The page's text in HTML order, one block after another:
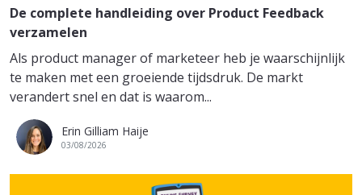
De complete handleiding over Product Feedback
verzamelen
Als product manager of marketeer heb je waarschijnlijk
te maken met een groeiende tijdsdruk. De markt
verandert snel en dat is waarom...
Erin Gilliam Haije
03/08/2026